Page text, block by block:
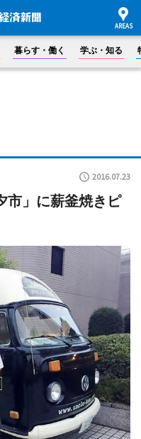
暮らす・働く 学ぶ・知る
2016.07.23
市」に薪釜焼きピ